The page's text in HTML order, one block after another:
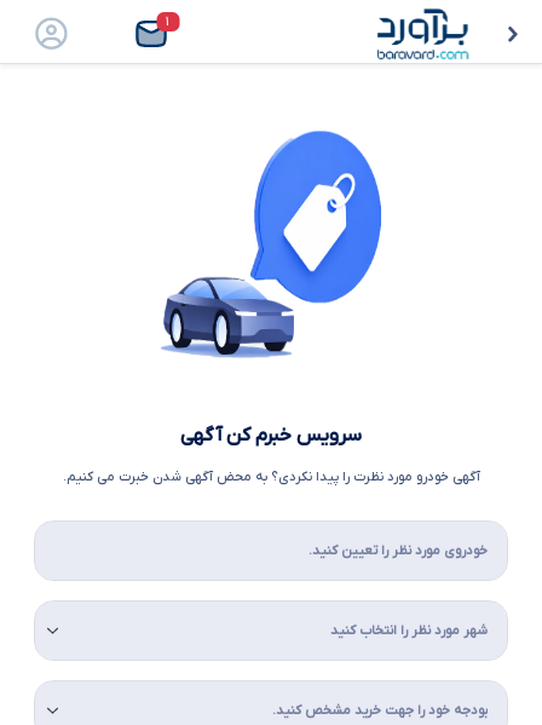
سرویس خبرم کن آگهی
آگهی خودرو مورد نظرت را پیدا نکردی؟ به محض آگهی شدن خبرت می کنیم.